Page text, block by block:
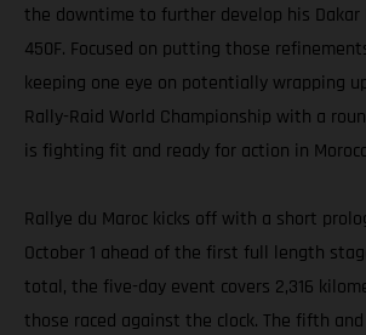
the downtime to further develop his Dakar
450F. Focused on putting those
keeping one eye on potentially wrapping
Rally-Raid World Championship with a
is fighting fit and ready for action in
Rallye du Maroc kicks off with a short
October 1 ahead of the first full length
total, the five-day event covers 2,316
those raced against the clock. The fifth